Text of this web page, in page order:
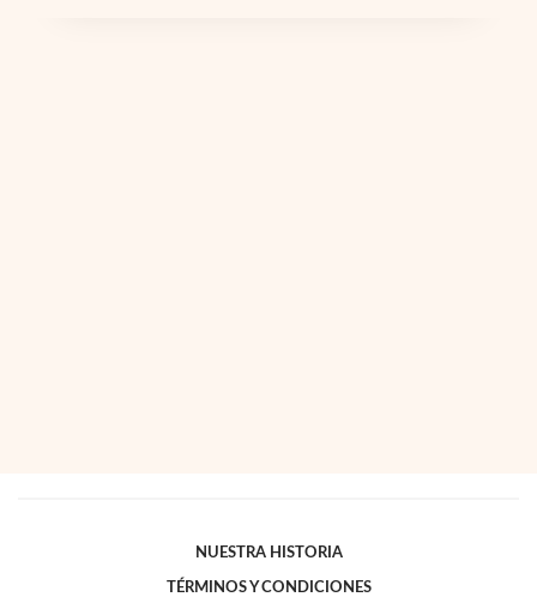
NUESTRA HISTORIA
TÉRMINOS Y CONDICIONES